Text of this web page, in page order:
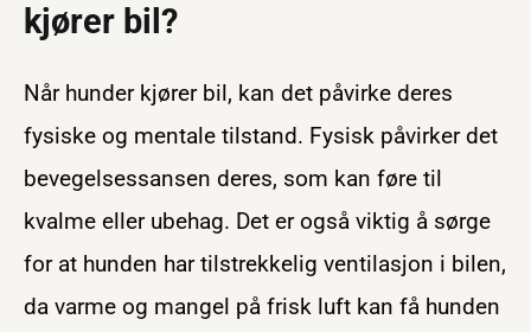
kjører bil?
Når hunder kjører bil, kan det påvirke deres
fysiske og mentale tilstand. Fysisk påvirker det
bevegelsessansen deres, som kan føre til
kvalme eller ubehag. Det er også viktig å sørge
for at hunden har tilstrekkelig ventilasjon i bilen,
da varme og mangel på frisk luft kan få hunden